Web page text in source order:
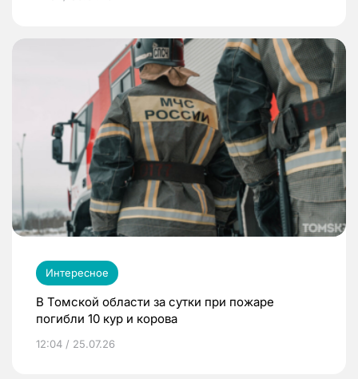
Интересное
В Томской области за сутки при пожаре
погибли 10 кур и корова
12:04 / 25.07.26